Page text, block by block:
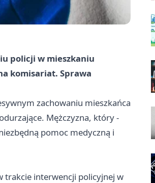
policji w mieszkaniu
komisariat. Sprawa
zachowaniu mieszkańca
Mężczyzna, który -
pomoc medyczną i
trakcie interwencji policyjnej w